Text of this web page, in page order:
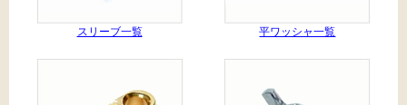
スリーブ一覧 平ワッシャ一覧